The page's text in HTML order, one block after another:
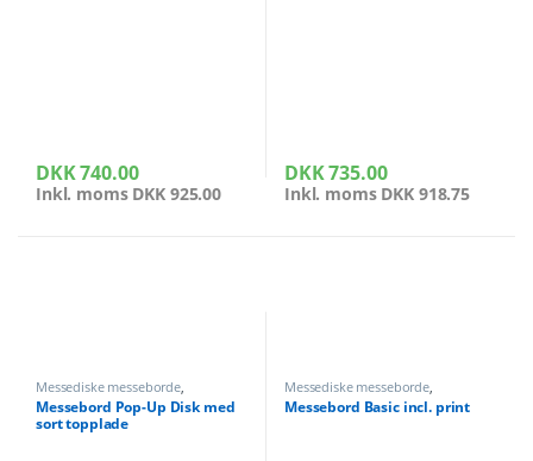
DKK740.00
Inkl. moms DKK 925.00
DKK735.00
Inkl. moms DKK 918.75
Messediske messeborde
Messeudstyr
Messebord Pop-Up Disk med
sort topplade
Messediske messeborde
Messeudstyr
Messebord Basic incl. print